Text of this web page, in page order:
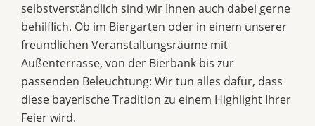
selbstverständlich sind wir Ihnen auch dabei gerne
behilflich. Ob im Biergarten oder in einem unserer
freundlichen Veranstaltungsräume mit
Außenterrasse, von der Bierbank bis zur
passenden Beleuchtung: Wir tun alles dafür, dass
diese bayerische Tradition zu einem Highlight Ihrer
Feier wird.